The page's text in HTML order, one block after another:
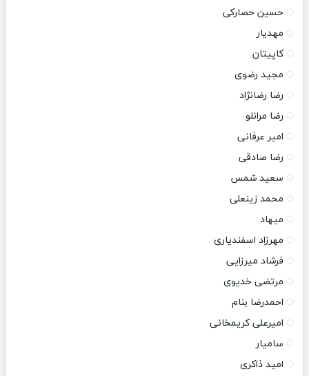
حسین حصارکی
مهدیار
کاپیتان
مجید رضوی
رضا رضانژاد
رضا مرانلو
امیر عرفانی
رضا صادقی
سعید شمس
محمد زینعلی
میهاد
مهرزاد اسفندیاری
فرشاد میرزایی
مرتضی خدیوی
احمدرضا بنام
امیرعلی کریمخانی
سامیار
امید ذاکری